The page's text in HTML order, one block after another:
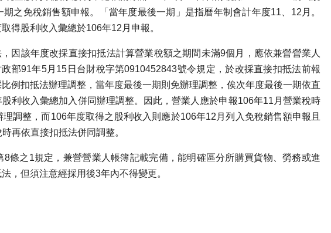
之免稅銷售額申報。「當年度最後一期」是指曆年制會計年度11、12月。
得股利收入彙總於106年12月申報。
因該年度改採直接扣抵法計算營業稅額之期間未滿9個月，應依兼營營業人
部91年5月15日台財稅字第0910452843號令規定，於改採直接扣抵法前報
例扣抵法辦理調整，當年度最後一期則免辦理調整，俟次年度最後一期依直
利收入彙總加入併同辦理調整。因此，營業人應於申報106年11月營業稅時
調整，而106年度取得之股利收入則應於106年12月列入免稅銷售額申報且
再依直接扣抵法併同調整。
條之1規定，兼營營業人帳簿記載完備，能明確區分所購買貨物、勞務或進
，但須注意經採用後3年內不得變更。